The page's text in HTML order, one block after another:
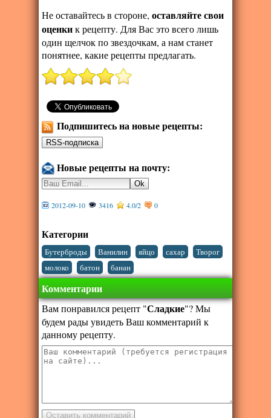
Не оставайтесь в стороне, оставляйте свои
оценкик рецепту. Для Вас это всего лишь
один щелчок по звездочкам, а нам станет
понятнее, какие рецепты предлагать.
Подпишитесь на новые рецепты:
Новые рецепты на почту:
2012-09-10 3416 4.0/2 0
Категории
Бутерброды Ванилин яйцо сахар Творог
молоко батон банан
Комментарии
Вам понравился рецепт "Сладкие"? Мы
будем рады увидеть Ваш комментарий к
данному рецепту.